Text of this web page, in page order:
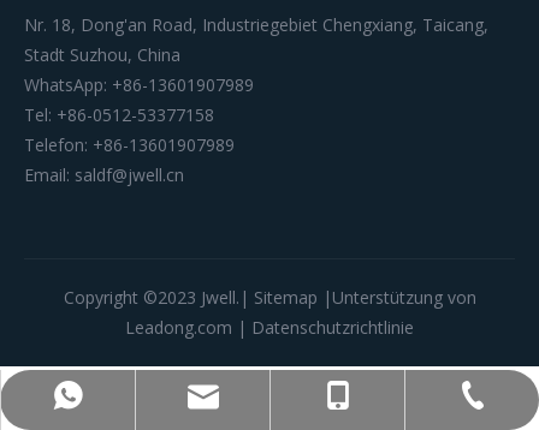
+86-13601907989
saldf@jwell.cn
+86-13601907989
+86-0512-53377158
Nr. 18, Dong'an Road, Industriegebiet Chengxiang, Taicang,
Stadt Suzhou, China
WhatsApp: +86-13601907989
Tel: +86-0512-53377158
Telefon: +86-13601907989
Email: saldf@jwell.cn
Copyright ©️2023 Jwell.| Sitemap |Unterstützung von
Leadong.com | Datenschutzrichtlinie